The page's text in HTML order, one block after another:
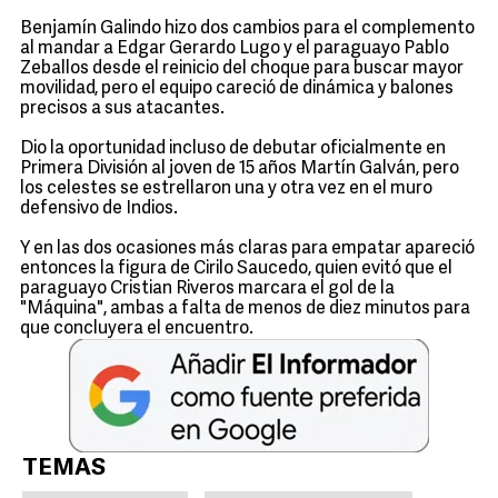
Benjamín Galindo hizo dos cambios para el complemento
al mandar a Edgar Gerardo Lugo y el paraguayo Pablo
Zeballos desde el reinicio del choque para buscar mayor
movilidad, pero el equipo careció de dinámica y balones
precisos a sus atacantes.
Dio la oportunidad incluso de debutar oficialmente en
Primera División al joven de 15 años Martín Galván, pero
los celestes se estrellaron una y otra vez en el muro
defensivo de Indios.
Y en las dos ocasiones más claras para empatar apareció
entonces la figura de Cirilo Saucedo, quien evitó que el
paraguayo Cristian Riveros marcara el gol de la
"Máquina", ambas a falta de menos de diez minutos para
que concluyera el encuentro.
TEMAS